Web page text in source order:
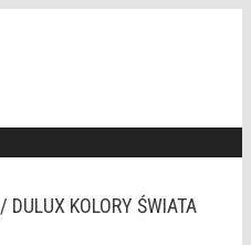
/ DULUX KOLORY ŚWIATA